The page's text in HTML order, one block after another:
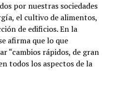
por nuestras sociedades
el cultivo de alimentos,
de edificios. En la
afirma que lo que
“cambios rápidos, de gran
todos los aspectos de la